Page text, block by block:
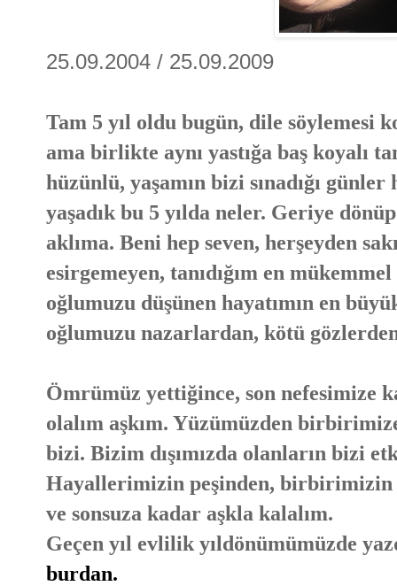
25.09.2004 / 25.09.2009
Tam 5 yıl oldu bugün, dile söylemesi
ama birlikte aynı yastığa baş koyalı
hüzünlü, yaşamın bizi sınadığı
yaşadık bu 5 yılda neler. Geriye
aklıma. Beni hep seven, herşeyden
esirgemeyen, tanıdığım en
oğlumuzu düşünen hayatımın en
oğlumuzu nazarlardan, kötü
Ömrümüz yettiğince, son nefesimize
olalım aşkım. Yüzümüzden
bizi. Bizim dışımızda olanların bizi
Hayallerimizin peşinden, birbirimizin
ve sonsuza kadar aşkla kalalım.
Geçen yıl evlilik yıldönümümüzde
burdan.